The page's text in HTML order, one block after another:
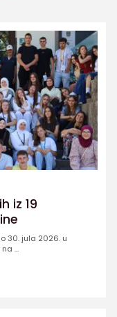
iz 19
30. jula 2026. u
...